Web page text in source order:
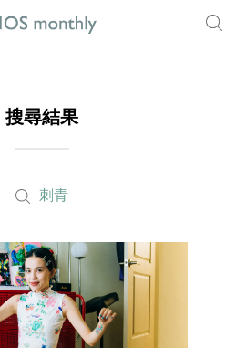
搜尋結果
刺青